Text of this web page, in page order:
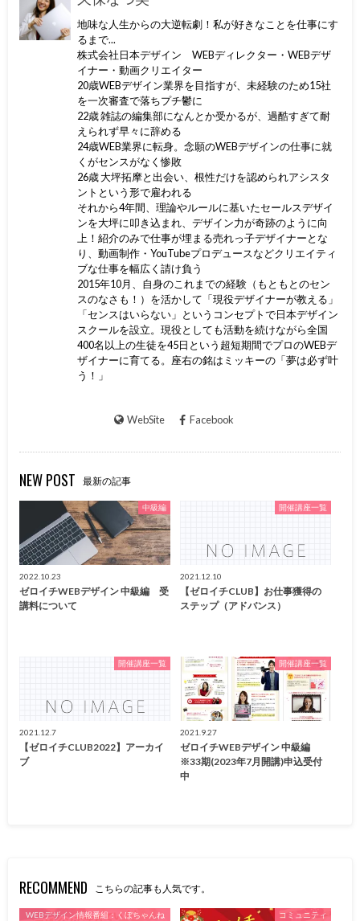
地味な人生からの大逆転劇！私が好きなことを仕事にす
るまで...
株式会社日本デザイン WEBディレクター・WEBデザ
イナー・動画クリエイター
20歳WEBデザイン業界を目指すが、未経験のため15社
を一次審査で落ちプチ鬱に
22歳 雑誌の編集部になんとか受かるが、過酷すぎて耐
えられず早々に辞める
24歳WEB業界に転身。念願のWEBデザインの仕事に就
くがセンスがなく惨敗
26歳 大坪拓摩と出会い、根性だけを認められアシスタ
ントという形で雇われる
それから4年間、理論やルールに基いたセールスデザイ
ンを大坪に叩き込まれ、デザイン力が奇跡のように向
上！紹介のみで仕事が埋まる売れっ子デザイナーとな
り、動画制作・YouTubeプロデュースなどクリエイティ
ブな仕事を幅広く請け負う
2015年10月、自身のこれまでの経験（もともとのセン
スのなさも！）を活かして「現役デザイナーが教える」
「センスはいらない」というコンセプトで日本デザイン
スクールを設立。現役としても活動を続けながら全国
400名以上の生徒を45日という超短期間でプロのWEBデ
ザイナーに育てる。座右の銘はミッキーの「夢は必ず叶
う！」
WebSite Facebook
NEW POST 最新の記事
中級編
2022.10.23
ゼロイチWEBデザイン 中級編 受
講料について
開催講座一覧
2021.12.10
【ゼロイチCLUB】お仕事獲得の
ステップ（アドバンス）
開催講座一覧
2021.12.7
【ゼロイチCLUB2022】アーカイ
ブ
開催講座一覧
2021.9.27
ゼロイチWEBデザイン 中級編
※33期(2023年7月開講)申込受付
中
RECOMMEND こちらの記事も人気です。
WEBデザイン情報番組：くぼちゃんね
コミュニティ